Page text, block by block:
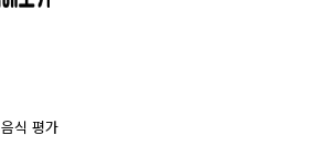
음식 평가